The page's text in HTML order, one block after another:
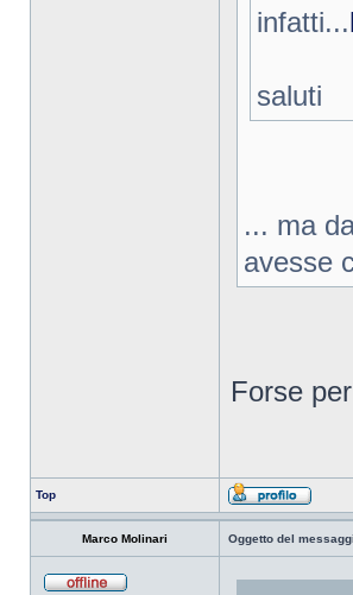
infatti...
saluti
... ma
avesse
Forse
Top
Marco Molinari Oggetto del